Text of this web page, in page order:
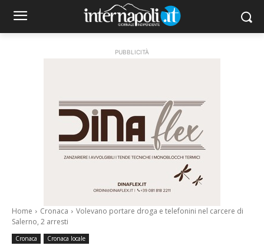
PUBBLICITÀ
Home Cronaca
Volevano portare droga e telefonini nel carcere di
Salerno, 2 arresti
Cronaca Cronaca locale